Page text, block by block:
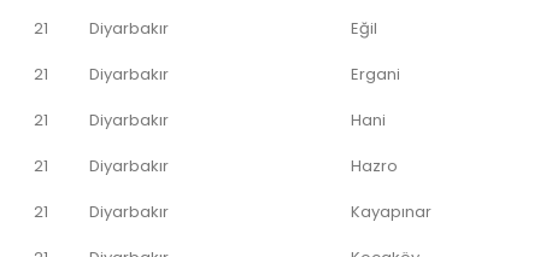
21
Diyarbakır
Eğil
21
Diyarbakır
Ergani
21
Diyarbakır
Hani
21
Diyarbakır
Hazro
21
Diyarbakır
Kayapınar